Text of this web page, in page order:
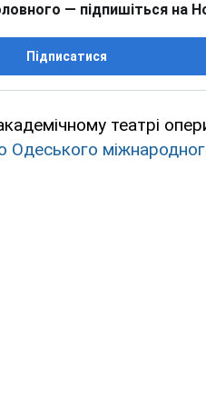
— підпишіться на
Підписатися
театрі
Одеського